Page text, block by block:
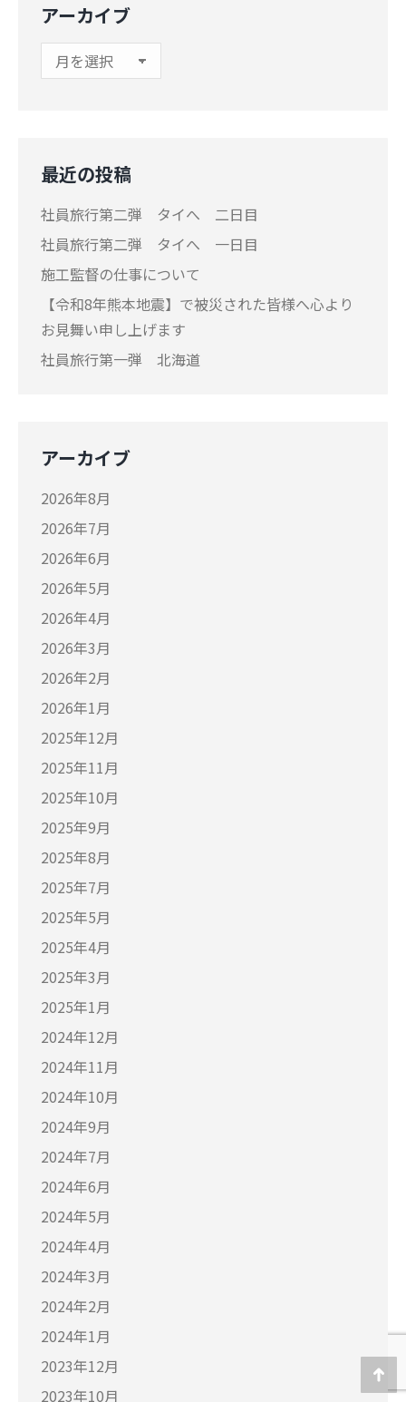
アーカイブ
ー
最近の投稿
社員旅行第二弾 タイへ 二日目
社員旅行第二弾 タイへ 一日目
施工監督の仕事について
【令和8年熊本地震】で被災された皆様へ心より
お見舞い申し上げます
社員旅行第一弾 北海道
アーカイブ
2026年8月
2026年7月
2026年6月
2026年5月
2026年4月
2026年3月
2026年2月
2026年1月
2025年12月
2025年11月
2025年10月
2025年9月
2025年8月
2025年7月
2025年5月
2025年4月
2025年3月
2025年1月
2024年12月
2024年11月
2024年10月
2024年9月
2024年7月
2024年6月
2024年5月
2024年4月
2024年3月
2024年2月
2024年1月
2023年12月
2023年10月
Go